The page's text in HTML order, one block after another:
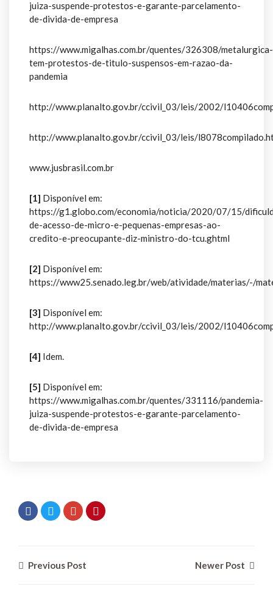
juiza-suspende-protestos-e-garante-parcelamento-
de-divida-de-empresa
https://www.migalhas.com.br/quentes/326308/metalurgica-
tem-protestos-de-titulo-suspensos-em-razao-da-
pandemia
http://www.planalto.gov.br/ccivil_03/leis/2002/
http://www.planalto.gov.br/ccivil_03/leis/
www.jusbrasil.com.br
[1] Disponível em:
https://g1.globo.com/economia/noticia/2020/07/15/
de-acesso-de-micro-e-pequenas-empresas-ao-
credito-e-preocupante-diz-ministro-do-tcu.ghtml
[2] Disponível em:
https://www25.senado.leg.br/web/atividade/materias/-/
[3] Disponível em:
http://www.planalto.gov.br/ccivil_03/leis/2002/
[4] Idem.
[5] Disponível em:
https://www.migalhas.com.br/quentes/331116/pandemia-
juiza-suspende-protestos-e-garante-parcelamento-
de-divida-de-empresa
Previous Post Newer Post